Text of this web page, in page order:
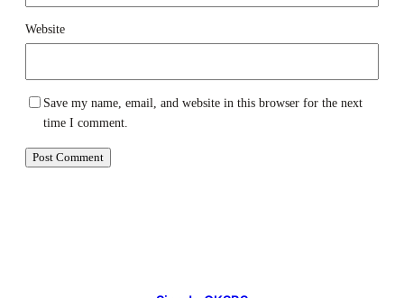
Website
Save my name, email, and website in this browser for the next
time I comment.